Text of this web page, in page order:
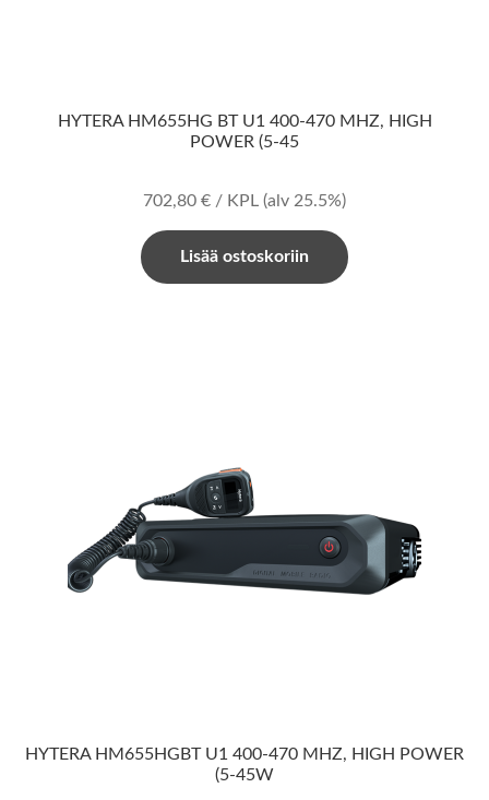
HYTERA HM655HG BT U1 400-470 MHZ, HIGH
POWER (5-45
702,80 € / KPL (alv 25.5%)
Lisää ostoskoriin
HYTERA HM655HGBT U1 400-470 MHZ, HIGH POWER
(5-45W